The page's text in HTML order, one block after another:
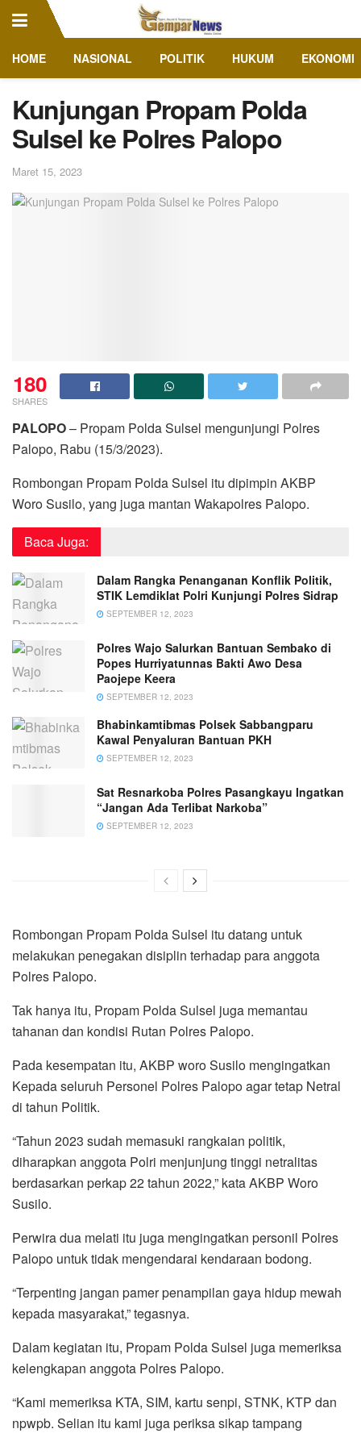
HOME NASIONAL POLITIK HUKUM EKONOMI
Kunjungan Propam Polda
Sulsel ke Polres Palopo
Maret 15, 2023
180
SHARES
PALOPO– Propam Polda Sulsel mengunjungi Polres
Palopo, Rabu (15/3/2023).
Rombongan Propam Polda Sulsel itu dipimpin AKBP
Woro Susilo, yang juga mantan Wakapolres Palopo.
Baca Juga:
Dalam Rangka Penanganan Konflik Politik,
STIK Lemdiklat Polri Kunjungi Polres Sidrap
SEPTEMBER 12, 2023
Polres Wajo Salurkan Bantuan Sembako di
Popes Hurriyatunnas Bakti Awo Desa
Paojepe Keera
SEPTEMBER 12, 2023
Bhabinkamtibmas Polsek Sabbangparu
Kawal Penyaluran Bantuan PKH
SEPTEMBER 12, 2023
Sat Resnarkoba Polres Pasangkayu Ingatkan
“Jangan Ada Terlibat Narkoba”
SEPTEMBER 12, 2023
Rombongan Propam Polda Sulsel itu datang untuk
melakukan penegakan disiplin terhadap para anggota
Polres Palopo.
Tak hanya itu, Propam Polda Sulsel juga memantau
tahanan dan kondisi Rutan Polres Palopo.
Pada kesempatan itu, AKBP woro Susilo mengingatkan
Kepada seluruh Personel Polres Palopo agar tetap Netral
di tahun Politik.
“Tahun 2023 sudah memasuki rangkaian politik,
diharapkan anggota Polri menjunjung tinggi netralitas
berdasarkan perkap 22 tahun 2022,” kata AKBP Woro
Susilo.
Perwira dua melati itu juga mengingatkan personil Polres
Palopo untuk tidak mengendarai kendaraan bodong.
“Terpenting jangan pamer penampilan gaya hidup mewah
kepada masyarakat,” tegasnya.
Dalam kegiatan itu, Propam Polda Sulsel juga memeriksa
kelengkapan anggota Polres Palopo.
“Kami memeriksa KTA, SIM, kartu senpi, STNK, KTP dan
npwpb. Selian itu kami juga periksa sikap tampang